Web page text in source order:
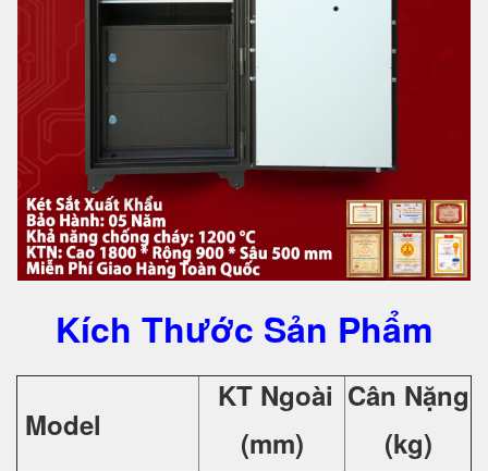
Kích Thước Sản Phẩm
Model
KT Ngoài
(mm)
Cân Nặng
(kg)